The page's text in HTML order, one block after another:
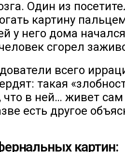
Один из
картину
у него дома
сгорел
всего
такая
что в ней… живет
есть другое
картин: